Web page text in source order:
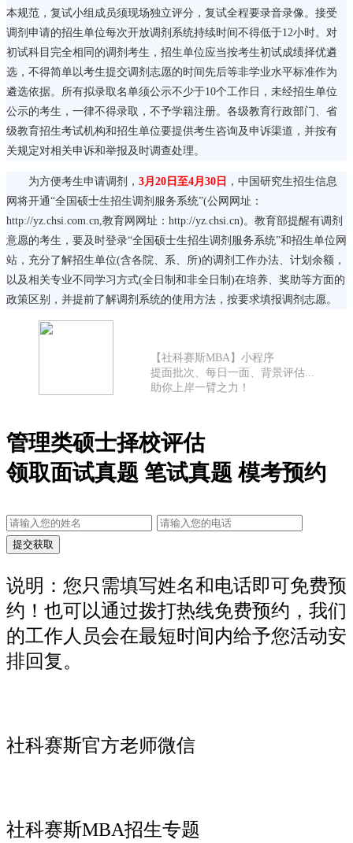
本规范，复试小组成员须现场独立评分，复试全程要录音录像。接受
调剂申请的招生单位每次开放调剂系统持续时间不得低于12小时。对
初试科目完全相同的调剂考生，招生单位应当按考生初试成绩择优遴
选，不得简单以考生提交调剂志愿的时间先后等非学业水平标准作为
遴选依据。所有拟录取名单须公示不少于10个工作日，未经招生单位
公示的考生，一律不得录取，不予学籍注册。各级教育行政部门、省
级教育招生考试机构和招生单位要提供考生咨询及申诉渠道，并按有
关规定对相关申诉和举报及时调查处理。
为方便考生申请调剂， 3月20日至4月30日 ，中国研究生招生信息
网将开通“全国硕士生招生调剂服务系统”(公网网址：
http://yz.chsi.com.cn,教育网网址：http://yz.chsi.cn)。教育部提醒有调剂
意愿的考生，要及时登录“全国硕士生招生调剂服务系统”和招生单位网
站，充分了解招生单位(含各院、系、所)的调剂工作办法、计划余额，
以及相关专业不同学习方式(全日制和非全日制)在培养、奖助等方面的
政策区别，并提前了解调剂系统的使用方法，按要求填报调剂志愿。
【社科赛斯MBA】小程序
提面批次、每日一面、背景评估...
助你上岸一臂之力！
管理类硕士择校评估
领取面试真题 笔试真题 模考预约
说明：您只需填写姓名和电话即可免费预
约！也可以通过拨打热线免费预约，我们
的工作人员会在最短时间内给予您活动安
排回复。
社科赛斯官方老师微信
社科赛斯MBA招生专题